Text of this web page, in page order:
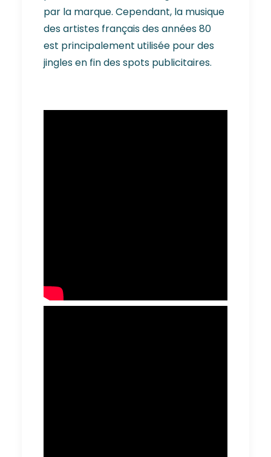
par la marque. Cependant, la musique
des artistes français des années 80
est principalement utilisée pour des
jingles en fin des spots publicitaires.